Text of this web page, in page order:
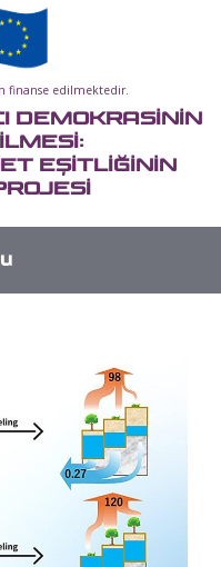
finanse edilmektedir.
DEMOKRASİNİN
EŞİTLİĞİNİN